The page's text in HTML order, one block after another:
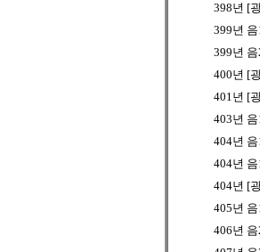
398년 [
399년
399년
400년 [
401년 [
403년
404년
404년
404년 [
405년
406년